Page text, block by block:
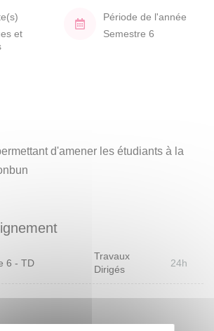
et
Période de l'année
Semestre 6
d'amener les étudiants à la
6 - TD
Travaux
Dirigés
24h